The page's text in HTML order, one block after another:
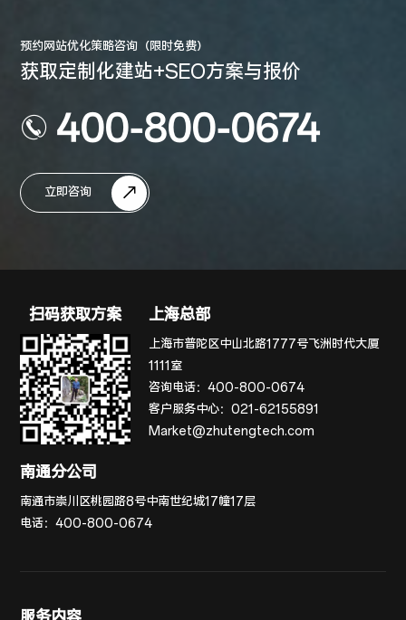
预约网站优化策略咨询（限时免费）
获取定制化建站+SEO方案与报价
400-800-0674
立即咨询
扫码获取方案 上海总部
上海市普陀区中山北路1777号飞洲时代大厦
1111室
咨询电话：400-800-0674
客户服务中心：021-62155891
Market@zhutengtech.com
南通分公司
南通市崇川区桃园路8号中南世纪城17幢17层
电话：400-800-0674